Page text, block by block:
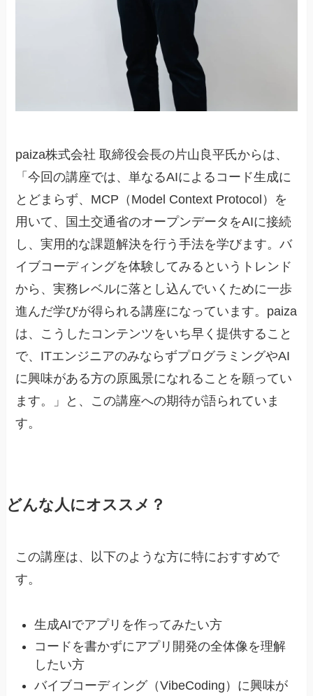
paiza株式会社 取締役会長の片山良平氏からは、
「今回の講座では、単なるAIによるコード生成に
とどまらず、MCP（Model Context Protocol）を
用いて、国土交通省のオープンデータをAIに接続
し、実用的な課題解決を行う手法を学びます。バ
イブコーディングを体験してみるというトレンド
から、実務レベルに落とし込んでいくために一歩
進んだ学びが得られる講座になっています。paiza
は、こうしたコンテンツをいち早く提供すること
で、ITエンジニアのみならずプログラミングやAI
に興味がある方の原風景になれることを願ってい
ます。」と、この講座への期待が語られていま
す。
どんな人にオススメ？
この講座は、以下のような方に特におすすめで
す。
生成AIでアプリを作ってみたい方
コードを書かずにアプリ開発の全体像を理解
したい方
バイブコーディング（VibeCoding）に興味が